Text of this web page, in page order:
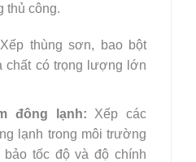
thủ công.
Xếp thùng sơn, bao bột
chất có trọng lượng lớn
đông lạnh: Xếp các
lạnh trong môi trường
bảo tốc độ và độ chính